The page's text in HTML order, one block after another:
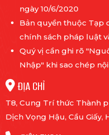
ngày 10/6/2020
Bản quyền thuộc Tạp
chính sách pháp luật
Quý vị cần ghi rõ
Nhập" khi sao chép
ĐỊA CHỈ
T8, Cung Trí thức Thành
Dịch Vọng Hậu, Cầu Giấy,